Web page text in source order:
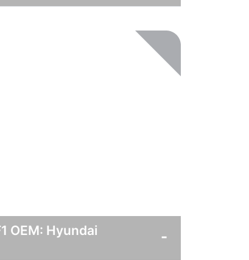
OEM: Hyundai